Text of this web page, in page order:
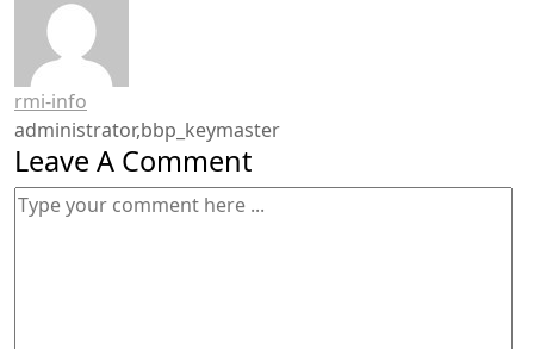
rmi-info
administrator,bbp_keymaster
Leave A Comment